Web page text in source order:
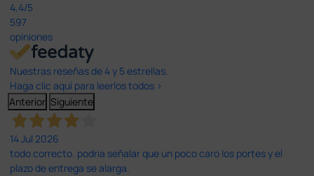
4,4/5
597
opiniones
Nuestras reseñas de 4 y 5 estrellas.
Haga clic aquí para leerlos todos >
Anterior Siguiente
14 Jul 2026
todo correcto. podria señalar que un poco caro los portes y el
plazo de entrega se alarga.